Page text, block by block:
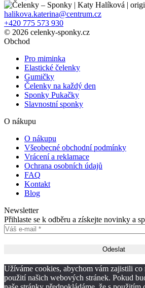
halikova.katerina@centrum.cz
+420 775 573 930
© 2026 celenky-sponky.cz
Obchod
Pro miminka
Elastické čelenky
Gumičky
Čelenky na každý den
Sponky Pukačky
Slavnostní sponky
O nákupu
O nákupu
Všeobecné obchodní podmínky
Vrácení a reklamace
Ochrana osobních údajů
FAQ
Kontakt
Blog
Newsletter
Přihlaste se k odběru a získejte novinky a
Užíváme cookies, abychom vám zajistili co
použití našich webových stránek. Pokud